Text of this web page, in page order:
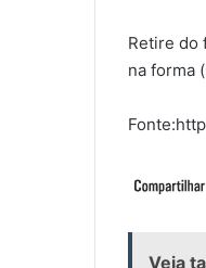
Retire do
na forma
Veja